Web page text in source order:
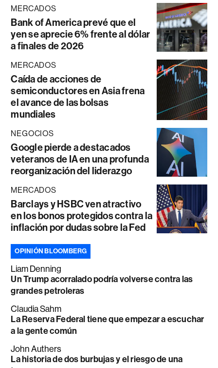
MERCADOS
Bank of America prevé que el
yen se aprecie 6% frente al dólar
a finales de 2026
MERCADOS
Caída de acciones de
semiconductores en Asia frena
el avance de las bolsas
mundiales
NEGOCIOS
Google pierde a destacados
veteranos de IA en una profunda
reorganización del liderazgo
MERCADOS
Barclays y HSBC ven atractivo
en los bonos protegidos contra la
inflación por dudas sobre la Fed
OPINIÓN BLOOMBERG
Liam Denning
Un Trump acorralado podría volverse contra las
grandes petroleras
Claudia Sahm
La Reserva Federal tiene que empezar a escuchar
a la gente común
John Authers
La historia de dos burbujas y el riesgo de una